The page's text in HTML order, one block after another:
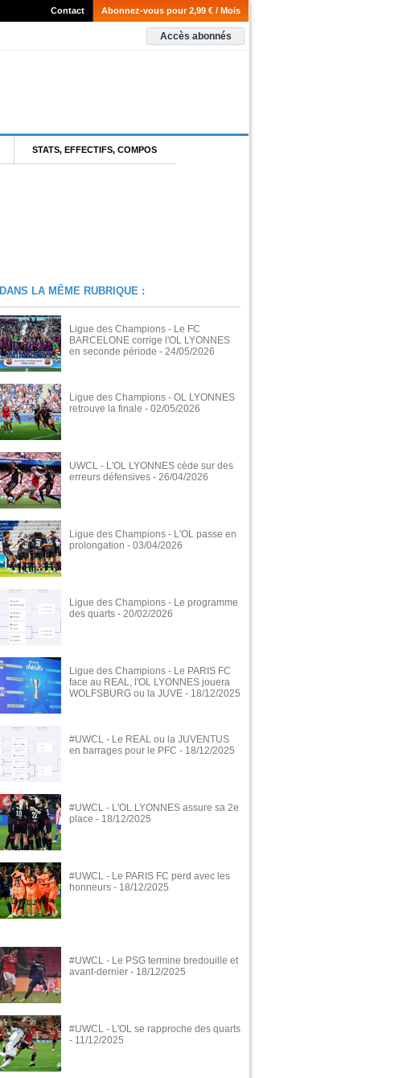
Abonnez-vous pour 2,99 € / Mois
Contact
Accès abonnés
STATS, EFFECTIFS, COMPOS
DANS LA MÊME RUBRIQUE :
Ligue des Champions - Le FC
BARCELONE corrige l'OL LYONNES
en seconde période - 24/05/2026
Ligue des Champions - OL LYONNES
retrouve la finale - 02/05/2026
UWCL - L'OL LYONNES cède sur des
erreurs défensives - 26/04/2026
Ligue des Champions - L'OL passe en
prolongation - 03/04/2026
Ligue des Champions - Le programme
des quarts - 20/02/2026
Ligue des Champions - Le PARIS FC
face au REAL, l'OL LYONNES jouera
WOLFSBURG ou la JUVE - 18/12/2025
#UWCL - Le REAL ou la JUVENTUS
en barrages pour le PFC - 18/12/2025
#UWCL - L'OL LYONNES assure sa 2e
place - 18/12/2025
#UWCL - Le PARIS FC perd avec les
honneurs - 18/12/2025
#UWCL - Le PSG termine bredouille et
avant-dernier - 18/12/2025
#UWCL - L'OL se rapproche des quarts
- 11/12/2025